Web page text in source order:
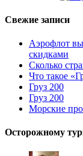
Свежие записи
Аэрофлот
скидками
Сколько
Что такое
Груз 200
Груз 200
Морские
Осторожному